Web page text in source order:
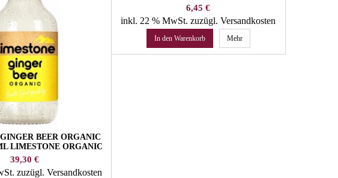
BEER ORGANIC
LIMESTONE ORGANIC
Preis
39,30 €
zuzügl. Versandkosten
Preis
6,45 €
inkl. 22 % MwSt.zuzügl. Versandkosten
In den Warenkorb Mehr